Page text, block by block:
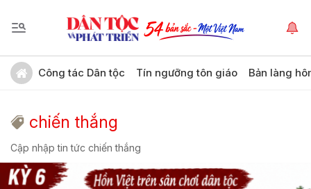
Công tác Dân tộc Tín ngưỡng tôn giáo Bản làng
chiến thắng
Cập nhập tin tức chiến thắng